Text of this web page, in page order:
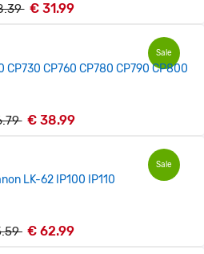
€ 31.99
Sale
CP730 CP760 CP780 CP790 CP800
€ 38.99
Sale
LK-62 IP100 IP110
€ 62.99